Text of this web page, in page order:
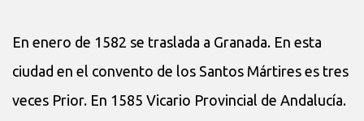
En enero de 1582 se traslada a Granada. En esta
ciudad en el convento de los Santos Mártires es tres
veces Prior. En 1585 Vicario Provincial de Andalucía.